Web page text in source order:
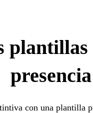
con una plantilla